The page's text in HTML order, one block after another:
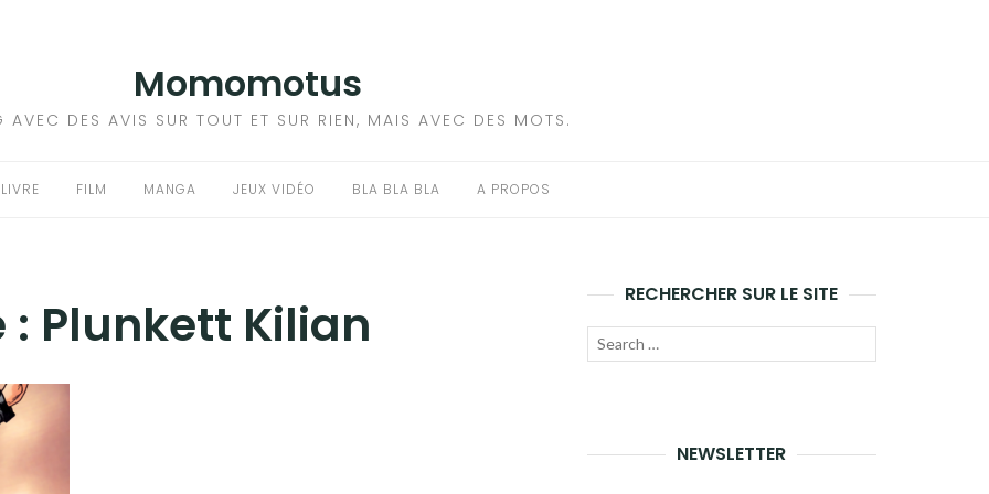
Momomotus
AVEC DES AVIS SUR TOUT ET SUR RIEN, MAIS AVEC DES MOTS.
LIVRE FILM MANGA JEUX VIDÉO BLA BLA BLA A PROPOS
: Plunkett Kilian RECHERCHER SUR LE SITE
Recherche
NEWSLETTER